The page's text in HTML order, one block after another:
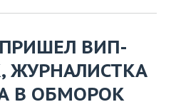
ВИП-
ЖУРНАЛИСТКА
В ОБМОРОК